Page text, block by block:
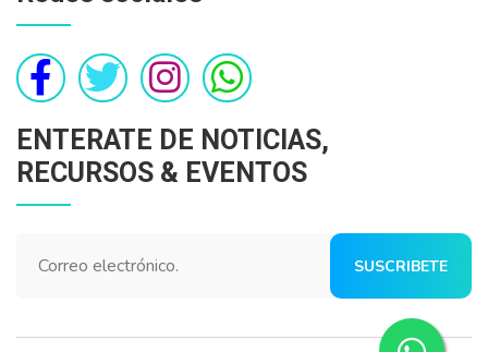
ENTERATE DE NOTICIAS,
RECURSOS & EVENTOS
SUSCRIBETE
AHORA